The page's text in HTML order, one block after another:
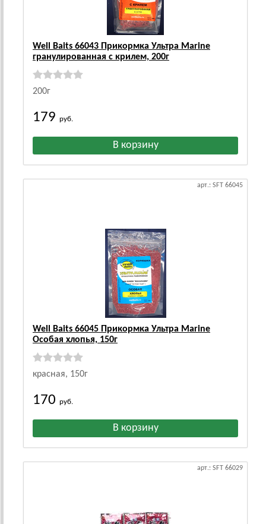
Well Baits 66043 Прикормка Ультра Marine
гранулированная с крилем, 200г
200г
179 руб.
арт.: SFT 66045
Well Baits 66045 Прикормка Ультра Marine
Особая хлопья, 150г
красная, 150г
170 руб.
арт.: SFT 66029